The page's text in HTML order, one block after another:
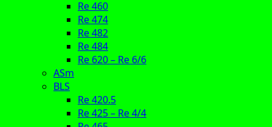
Re 460
Re 474
Re 482
Re 484
Re 620 – Re 6/6
ASm
BLS
Re 420.5
Re 425 – Re 4/4